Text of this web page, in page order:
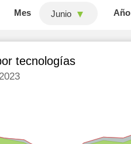
Mes Junio Año
tecnologías